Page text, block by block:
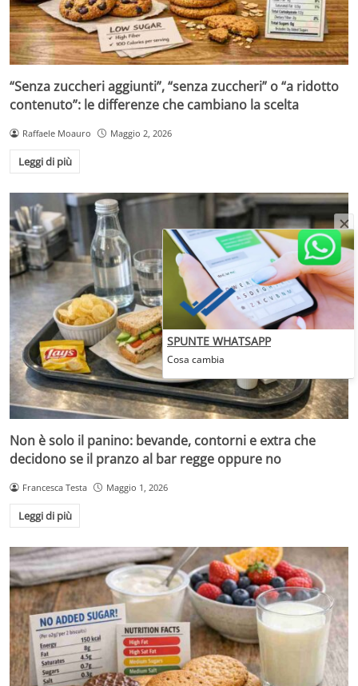
“Senza zuccheri aggiunti”, “senza zuccheri” o “a ridotto
contenuto”: le differenze che cambiano la scelta
Raffaele Moauro Maggio 2, 2026
Leggi di più
Non è solo il panino: bevande, contorni e extra che
decidono se il pranzo al bar regge oppure no
Francesca Testa Maggio 1, 2026
Leggi di più
SPUNTE WHATSAPP
Cosa cambia